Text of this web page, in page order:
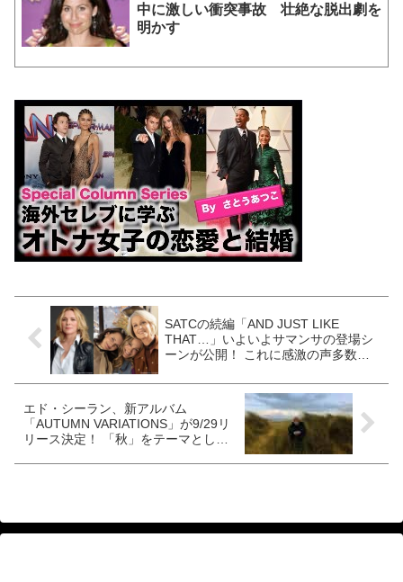
中に激しい衝突事故 壮絶な脱出劇を
明かす
SATCの続編「AND JUST LIKE
THAT…」いよいよサマンサの登場シ
ーンが公開！ これに感激の声多数
エド・シーラン、新アルバム
「AUTUMN VARIATIONS」が9/29リ
リース決定！ 「秋」をテーマとした